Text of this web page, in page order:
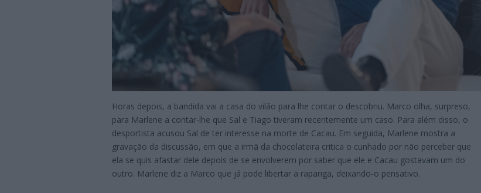
Horas depois, a bandida vai a casa do vilão para lhe contar o descobriu. Marco olha, surpreso,
para Marlene a contar-lhe que Sal e Tiago tiveram recentemente um caso. Para além disso, o
desportista acusou Sal de ter interesse na morte de Cacau. Em seguida, Marlene mostra a
gravação da discussão, em que a irmã da chocolateira critica o cunhado por não perceber que
ela se quis afastar dele depois de se envolverem por saber que ele e Cacau gostavam um do
outro. Marlene diz a Marco que já pode libertar a rapariga, deixando-o pensativo.